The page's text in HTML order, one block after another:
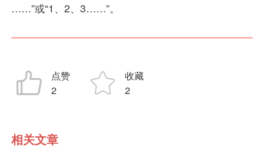
……”或“1、2、3……”。
点赞
2
收藏
2
相关文章